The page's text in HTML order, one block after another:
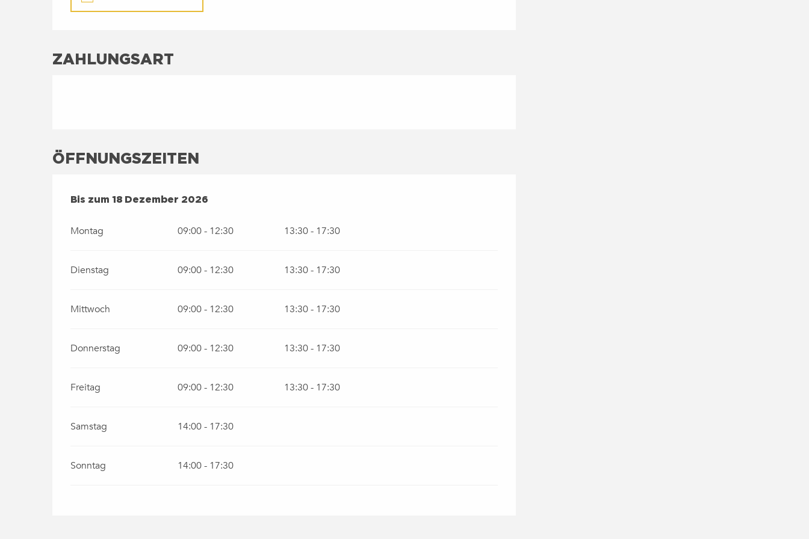
ZAHLUNGSART
ÖFFNUNGSZEITEN
VOM2 FEBRUAR 2026BIS ZUM
Bis zum 18 Dezember 2026
Montag 09:00 - 12:30 13:30 - 17:30
Dienstag 09:00 - 12:30 13:30 - 17:30
Mittwoch 09:00 - 12:30 13:30 - 17:30
Donnerstag 09:00 - 12:30 13:30 - 17:30
Freitag 09:00 - 12:30 13:30 - 17:30
Samstag 14:00 - 17:30
Sonntag 14:00 - 17:30